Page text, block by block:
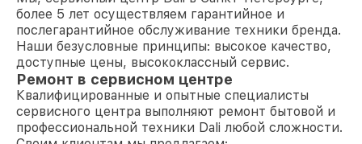
более 5 лет осуществляем гарантийное и
послегарантийное обслуживание техники бренда.
Наши безусловные принципы: высокое качество,
доступные цены, высококлассный сервис.
Ремонт в сервисном центре
Квалифицированные и опытные специалисты
сервисного центра выполняют ремонт бытовой и
профессиональной техники Dali любой сложности.